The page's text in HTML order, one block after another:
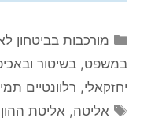
קטגוריות
מורכבות בביטחון
במשפט, בשיטור
יחזקאלי, רלוונטיים
תגיות
אליטה, אליטת ההון